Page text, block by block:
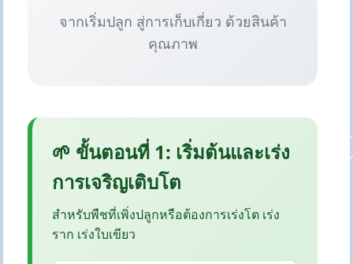
จากเริ่มปลูก สู่การเก็บเกี่ยว ด้วยสินค้า
คุณภาพ
🌱 ขั้นตอนที่ 1: เริ่มต้นและเร่ง
การเจริญเติบโต
สำหรับพืชที่เพิ่งปลูกหรือต้องการเร่งโต เร่ง
ราก เร่งใบเขียว